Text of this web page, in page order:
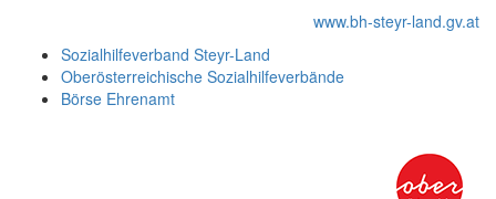
www.bh-steyr-land.gv.at
Sozialhilfeverband Steyr-Land
Oberösterreichische Sozialhilfeverbände
Börse Ehrenamt